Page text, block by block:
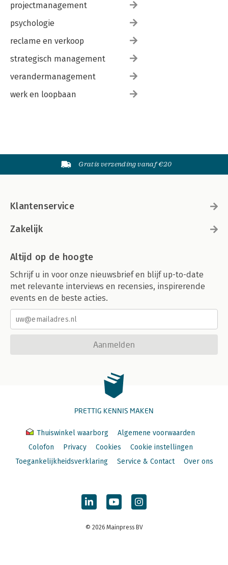
projectmanagement
psychologie
reclame en verkoop
strategisch management
verandermanagement
werk en loopbaan
Gratis verzending vanaf €20
Klantenservice
Zakelijk
Altijd op de hoogte
Schrijf u in voor onze nieuwsbrief en blijf up-to-date
met relevante interviews en recensies, inspirerende
events en de beste acties.
Aanmelden
PRETTIG KENNIS MAKEN
Thuiswinkel waarborg
Algemene voorwaarden
Colofon
Privacy Cookies
Cookie instellingen
Toegankelijkheidsverklaring
Service & Contact Over ons
© 2026 Mainpress BV